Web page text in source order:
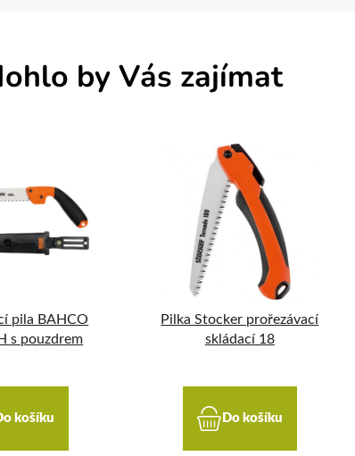
by Vás zajímat
pila BAHCO
s pouzdrem
košíku
Pilka Stocker prořezávací
skládací 18
Do košíku